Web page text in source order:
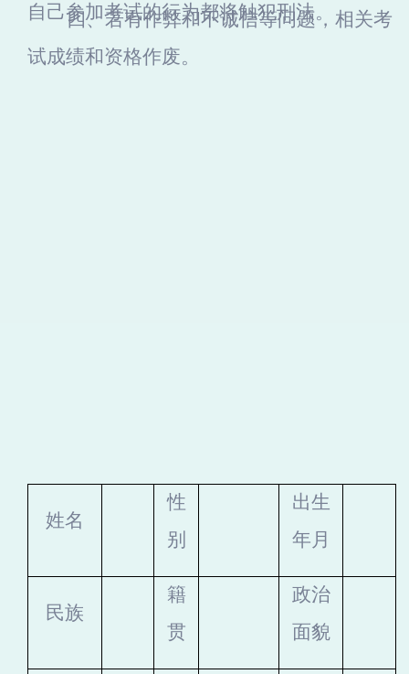
自己参加考试的行为都将触犯刑法。
四、若有作弊和不诚信等问题，相关考
试成绩和资格作废。
姓名
性
别
出生
年月
民族
籍
贯
政治
面貌